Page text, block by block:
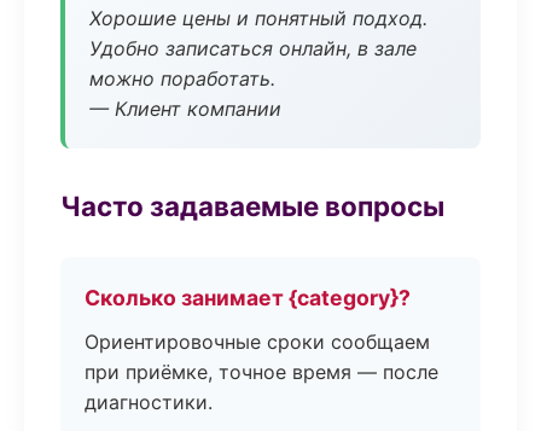
Хорошие цены и понятный подход.
Удобно записаться онлайн, в зале
можно поработать.
— Клиент компании
Часто задаваемые вопросы
Сколько занимает {category}?
Ориентировочные сроки сообщаем
при приёмке, точное время — после
диагностики.